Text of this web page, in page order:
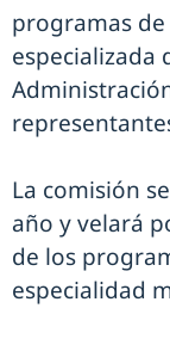
programas
especializada
La comisión
año y velará
de los
especialidad